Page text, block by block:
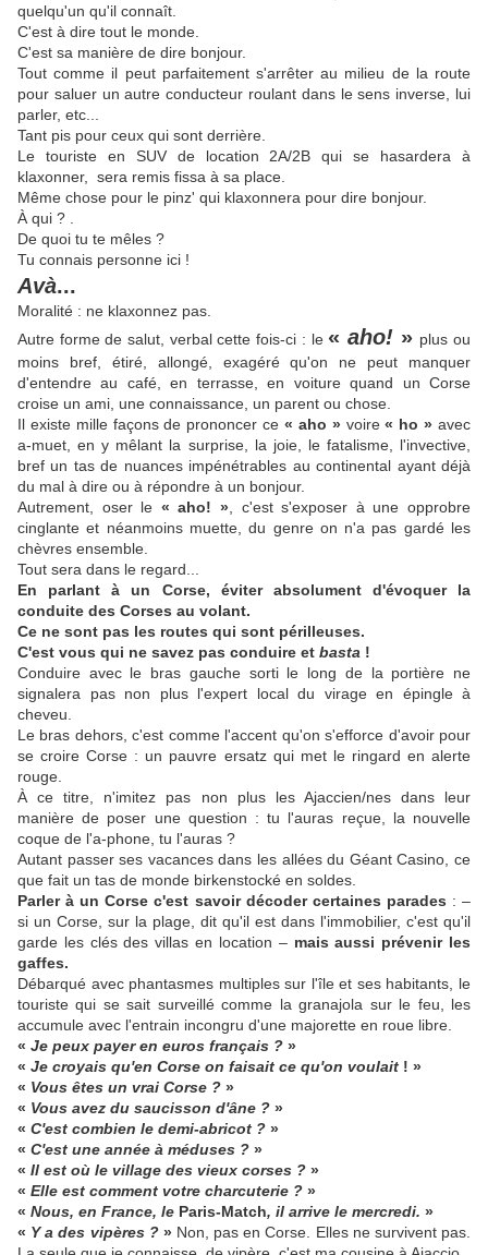
quelqu'un qu'il connaît.
C'est à dire tout le monde.
C'est sa manière de dire bonjour.
Tout comme il peut parfaitement s'arrêter au milieu de la route
pour saluer un autre conducteur roulant dans le sens inverse, lui
parler, etc...
Tant pis pour ceux qui sont derrière.
Le touriste en SUV de location 2A/2B qui se hasardera à
klaxonner, sera remis fissa à sa place.
Même chose pour le pinz' qui klaxonnera pour dire bonjour.
À qui ? .
De quoi tu te mêles ?
Tu connais personne ici !
Avà...
Moralité : ne klaxonnez pas.
Autre forme de salut, verbal cette fois-ci : le « aho!» plus ou
moins bref, étiré, allongé, exagéré qu'on ne peut manquer
d'entendre au café, en terrasse, en voiture quand un Corse
croise un ami, une connaissance, un parent ou chose.
Il existe mille façons de prononcer ce « aho »voire« ho » avec
a-muet, en y mêlant la surprise, la joie, le fatalisme, l'invective,
bref un tas de nuances impénétrables au continental ayant déjà
du mal à dire ou à répondre à un bonjour.
Autrement, oser le « aho! » , c'est s'exposer à une opprobre
cinglante et néanmoins muette, du genre on n'a pas gardé les
chèvres ensemble.
Tout sera dans le regard...
En parlant à un Corse, éviter absolument d'évoquer la
conduite des Corses au volant.
Ce ne sont pas les routes qui sont périlleuses.
C'est vous qui ne savez pas conduire et basta !
Conduire avec le bras gauche sorti le long de la portière ne
signalera pas non plus l'expert local du virage en épingle à
cheveu.
Le bras dehors, c'est comme l'accent qu'on s'efforce d'avoir pour
se croire Corse : un pauvre ersatz qui met le ringard en alerte
rouge.
À ce titre, n'imitez pas non plus les Ajaccien/nes dans leur
manière de poser une question : tu l'auras reçue, la nouvelle
coque de l'a-phone, tu l'auras ?
Autant passer ses vacances dans les allées du Géant Casino, ce
que fait un tas de monde birkenstocké en soldes.
Parler à un Corse c'est savoir décoder certaines parades : –
si un Corse, sur la plage, dit qu'il est dans l'immobilier, c'est qu'il
garde les clés des villas en location –mais aussi prévenir les
gaffes.
Débarqué avec phantasmes multiples sur l'île et ses habitants, le
touriste qui se sait surveillé comme la granajola sur le feu, les
accumule avec l'entrain incongru d'une majorette en roue libre.
« Je peux payer en euros français ? »
« Je croyais qu'en Corse on faisait ce qu'on voulait ! »
« Vous êtes un vrai Corse ? »
« Vous avez du saucisson d'âne ? »
« C'est combien le demi-abricot ? »
« C'est une année à méduses ? »
« Il est où le village des vieux corses ? »
« Elle est comment votre charcuterie ? »
« Nous, en France, le Paris-Match, il arrive le mercredi. »
« Y a des vipères ?» Non, pas en Corse. Elles ne survivent pas.